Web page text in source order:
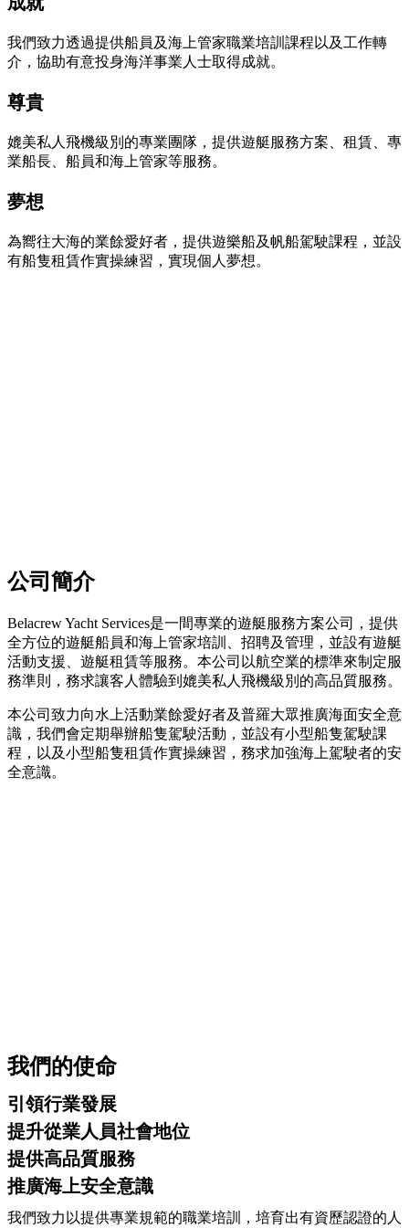
我們致力透過提供船員及海上管家職業培訓課程以及工作轉
介，協助有意投身海洋事業人士取得成就。
尊貴
媲美私人飛機級別的專業團隊，提供遊艇服務方案、租賃、專
業船長、船員和海上管家等服務。
夢想
為嚮往大海的業餘愛好者，提供遊樂船及帆船駕駛課程，並設
有船隻租賃作實操練習，實現個人夢想。
公司簡介
Belacrew Yacht Services是一間專業的遊艇服務方案公司，提供
全方位的遊艇船員和海上管家培訓、招聘及管理，並設有遊艇
活動支援、遊艇租賃等服務。本公司以航空業的標準來制定服
務準則，務求讓客人體驗到媲美私人飛機級別的高品質服務。
本公司致力向水上活動業餘愛好者及普羅大眾推廣海面安全意
識，我們會定期舉辦船隻駕駛活動，並設有小型船隻駕駛課
程，以及小型船隻租賃作實操練習，務求加強海上駕駛者的安
全意識。
我們的使命
引領行業發展
提升從業人員社會地位
提供高品質服務
推廣海上安全意識
我們致力以提供專業規範的職業培訓，培育出有資歷認證的人